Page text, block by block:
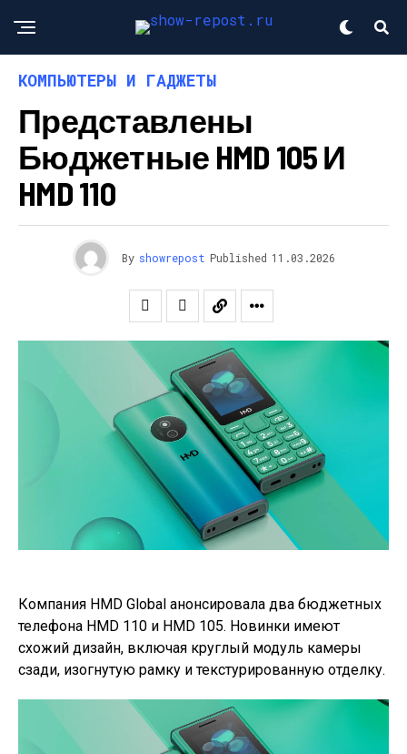
КОМПЬЮТЕРЫ И ГАДЖЕТЫ
Представлены
Бюджетные HMD 105 И
HMD 110
By showrepost Published 11.03.2026
Компания HMD Global анонсировала два бюджетных
телефона HMD 110 и HMD 105. Новинки имеют
схожий дизайн, включая круглый модуль камеры
сзади, изогнутую рамку и текстурированную отделку.